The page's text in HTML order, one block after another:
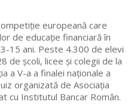
europeană care
de educație financiară în
15 ani. Peste 4.300 de elevi
de școli, licee și colegii de la
a V-a a finalei naționale a
organizată de Asociația
cu Institutul Bancar Român.